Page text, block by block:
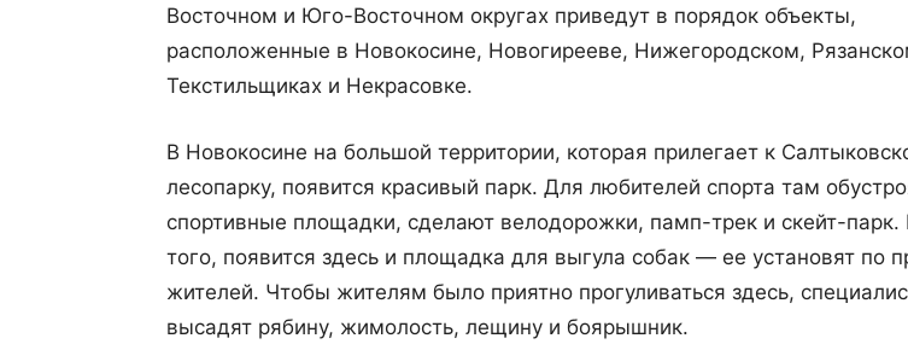
Восточном и Юго-Восточном округах приведут в порядок объекты,
расположенные в Новокосине, Новогирееве, Нижегородском,
Текстильщиках и Некрасовке.
В Новокосине на большой территории, которая прилегает к
лесопарку, появится красивый парк. Для любителей спорта там
спортивные площадки, сделают велодорожки, памп-трек и скейт-парк.
того, появится здесь и площадка для выгула собак — ее установят по
жителей. Чтобы жителям было приятно прогуливаться здесь,
высадят рябину, жимолость, лещину и боярышник.